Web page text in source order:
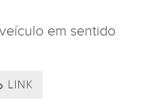
em sentido
LINK